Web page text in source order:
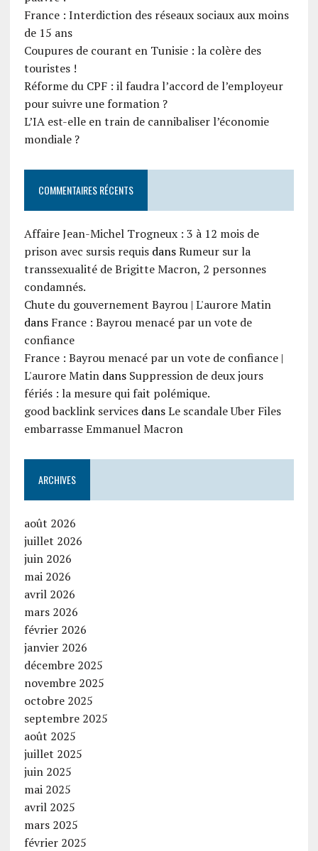
France : Interdiction des réseaux sociaux aux moins
de 15 ans
Coupures de courant en Tunisie : la colère des
touristes !
Réforme du CPF : il faudra l’accord de l’employeur
pour suivre une formation ?
L’IA est-elle en train de cannibaliser l’économie
mondiale ?
COMMENTAIRES RÉCENTS
Affaire Jean-Michel Trogneux : 3 à 12 mois de
prison avec sursis requisdansRumeur sur la
transsexualité de Brigitte Macron, 2 personnes
condamnés.
Chute du gouvernement Bayrou | L'aurore Matin
dans France : Bayrou menacé par un vote de
confiance
France : Bayrou menacé par un vote de confiance |
L'aurore Matindans Suppression de deux jours
fériés : la mesure qui fait polémique.
good backlink servicesdansLe scandale Uber Files
embarrasse Emmanuel Macron
ARCHIVES
août 2026
juillet 2026
juin 2026
mai 2026
avril 2026
mars 2026
février 2026
janvier 2026
décembre 2025
novembre 2025
octobre 2025
septembre 2025
août 2025
juillet 2025
juin 2025
mai 2025
avril 2025
mars 2025
février 2025